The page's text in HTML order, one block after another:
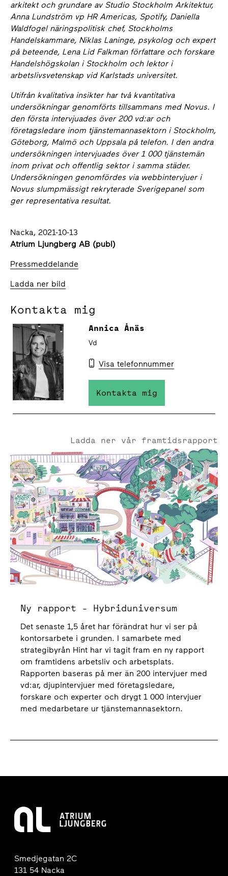
arkitekt och grundare av Studio Stockholm Arkitektur,
Anna Lundström vp HR Americas, Spotify, Daniella
Waldfogel näringspolitisk chef, Stockholms
Handelskammare, Niklas Laninge, psykolog och expert
på beteende, Lena Lid Falkman författare och forskare
Handelshögskolan i Stockholm och lektor i
arbetslivsvetenskap vid Karlstads universitet.
Utifrån kvalitativa insikter har två kvantitativa
undersökningar genomförts tillsammans med Novus. I
den första intervjuades över 200 vd:ar och
företagsledare inom tjänstemannasektorn i Stockholm,
Göteborg, Malmö och Uppsala på telefon. I den andra
undersökningen intervjuades över 1 000 tjänstemän
inom privat och offentlig sektor i samma städer.
Undersökningen genomfördes via webbintervjuer i
Novus slumpmässigt rekryterade Sverigepanel som
ger representativa resultat.
Nacka, 2021-10-13
Atrium Ljungberg AB (publ)
Pressmeddelande
Ladda ner bild
Kontakta mig
Annica Ånäs
Vd
Visa telefonnummer
Kontakta mig
Ny rapport - HybriduniversumLadda ner vår framtidsrapport
Ny rapport - Hybriduniversum
Det senaste 1,5 året har förändrat hur vi ser på
kontorsarbete i grunden. I samarbete med
strategibyrån Hint har vi tagit fram en ny rapport
om framtidens arbetsliv och arbetsplats.
Rapporten baseras på mer än 200 intervjuer med
vd:ar, djupintervjuer med företagsledare,
forskare och experter och drygt 1 000 intervjuer
med medarbetare ur tjänstemannasektorn.
Smedjegatan 2C
131 54 Nacka